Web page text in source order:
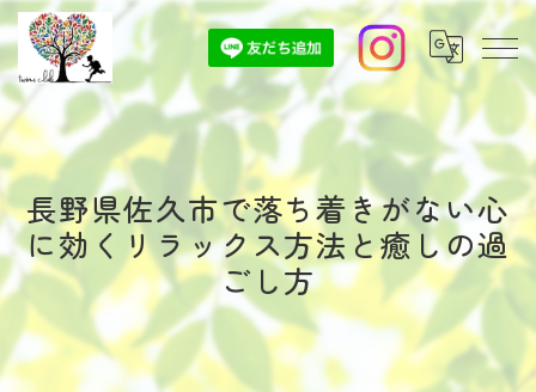
長野県佐久市で落ち着きがない心
に効くリラックス方法と癒しの過
ごし方